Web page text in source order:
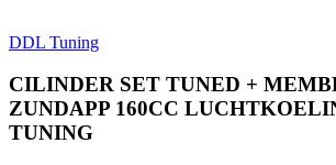
DDL Tuning
CILINDER SET TUNED +
ZUNDAPP 160CC
TUNING